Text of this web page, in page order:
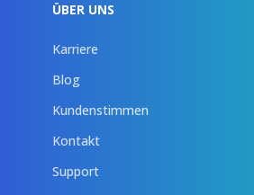
ÜBER UNS
Karriere
Blog
Kundenstimmen
Kontakt
Support